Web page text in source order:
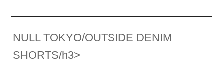
NULL TOKYO/OUTSIDE DENIM
SHORTS/h3>